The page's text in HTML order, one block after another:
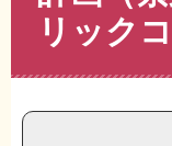
リック